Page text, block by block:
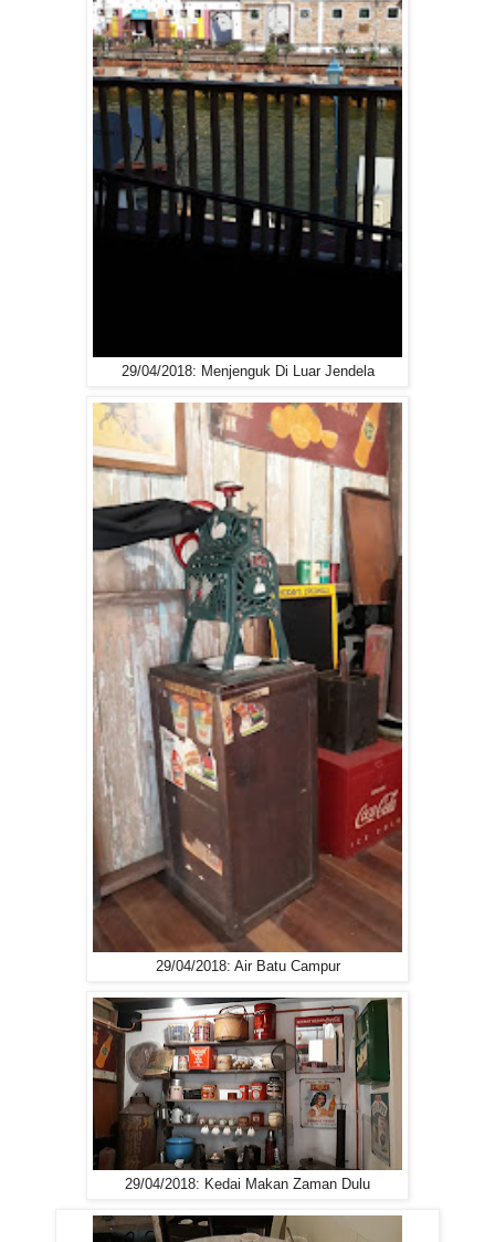
29/04/2018: Menjenguk Di Luar Jendela
29/04/2018: Air Batu Campur
29/04/2018: Kedai Makan Zaman Dulu